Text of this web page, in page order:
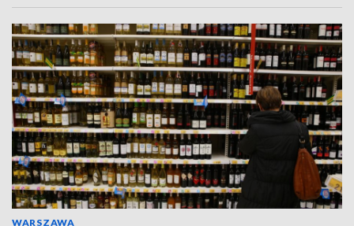
WARSZAWA